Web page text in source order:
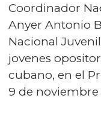
Coordinador
Anyer Antonio
Nacional
jovenes
cubano, en el
9 de noviembre